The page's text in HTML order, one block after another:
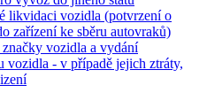
likvidaci vozidla (potvrzení o
zařízení ke sběru autovraků)
vozidla a vydání
vozidla - v případě jejich ztráty,